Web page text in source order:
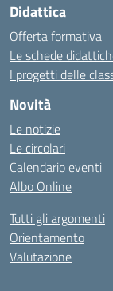
Didattica
Offerta formativa
Le schede
I progetti delle
Novità
Le notizie
Le circolari
Calendario eventi
Albo Online
Tutti gli argomenti
Orientamento
Valutazione